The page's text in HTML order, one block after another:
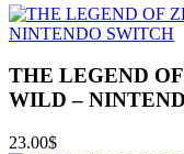
THE LEGEND
WILD –
23.00$